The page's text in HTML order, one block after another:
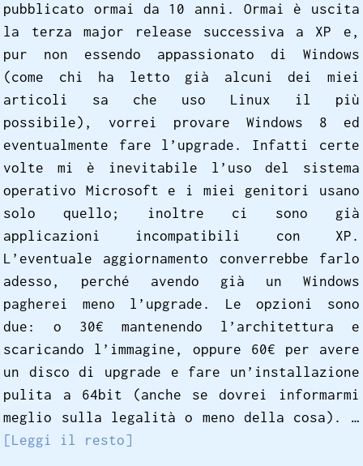
pubblicato ormai da 10 anni. Ormai è uscita
la terza major release successiva a XP e,
pur non essendo appassionato di Windows
(come chi ha letto già alcuni dei miei
articoli sa che uso Linux il più
possibile), vorrei provare Windows 8 ed
eventualmente fare l’upgrade. Infatti certe
volte mi è inevitabile l’uso del sistema
operativo Microsoft e i miei genitori usano
solo quello; inoltre ci sono già
applicazioni incompatibili con XP.
L’eventuale aggiornamento converrebbe farlo
adesso, perché avendo già un Windows
pagherei meno l’upgrade. Le opzioni sono
due: o 30€ mantenendo l’architettura e
scaricando l’immagine, oppure 60€ per avere
un disco di upgrade e fare un’installazione
pulita a 64bit (anche se dovrei informarmi
meglio sulla legalità o meno della cosa). …
[Leggi il resto]